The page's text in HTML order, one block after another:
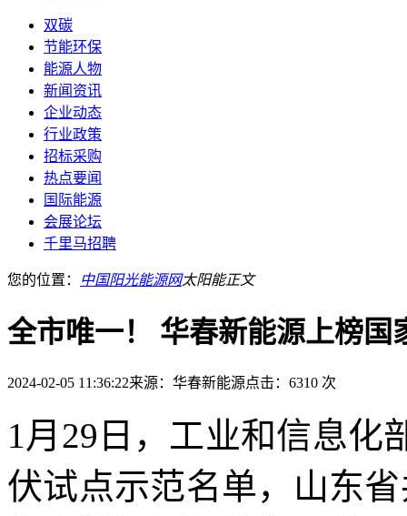
双碳
节能环保
能源人物
新闻资讯
企业动态
行业政策
招标采购
热点要闻
国际能源
会展论坛
千里马招聘
您的位置： 中国阳光能源网太阳能正文
全市唯一！ 华春新能源上榜国
2024-02-05 11:36:22来源：华春新能源点击：6310 次
1月29日，工业和信息化
伏试点示范名单，山东